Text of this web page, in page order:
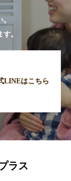
。
LINEはこちら
ラス